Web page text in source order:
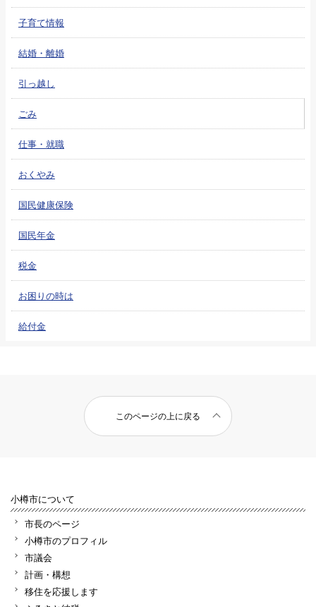
子育て情報
結婚・離婚
引っ越し
ごみ
仕事・就職
おくやみ
国民健康保険
国民年金
税金
お困りの時は
給付金
このページの上に戻る
小樽市について
市長のページ
小樽市のプロフィル
市議会
計画・構想
移住を応援します